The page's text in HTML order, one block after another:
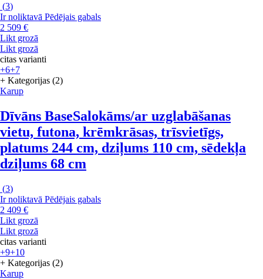
(3)
Ir noliktavā Pēdējais gabals
2 509 €
Likt grozā
Likt grozā
citas varianti
+6+7
+ Kategorijas (2)
Karup
Dīvāns BaseSalokāms/ar uzglabāšanas
vietu, futona, krēmkrāsas, trīsvietīgs,
platums 244 cm, dziļums 110 cm, sēdekļa
dziļums 68 cm
(3)
Ir noliktavā Pēdējais gabals
2 409 €
Likt grozā
Likt grozā
citas varianti
+9+10
+ Kategorijas (2)
Karup